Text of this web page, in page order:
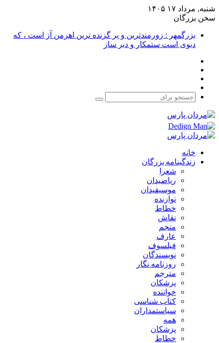
شنبه, مرداد ۱۷ ۱۴۰۵
سخن بزرگان
بزرگمهر : زورمندترین و پر گزنده ترین اهرمن آز است ، که
دیوی است ستمکار و دیر ساز
جستجو
خانه
زندگینامه بزرگان
شعرا
ریاضیدان
موسیقیدان
نوازنده
خطاط
نقاش
منجم
عارف
فیلسوف
نویسندگان
روزنامه نگار
مترجم
پزشکان
خواننده
کتاب شناسی
سیاستمداران
همه
پزشکان
خطاط